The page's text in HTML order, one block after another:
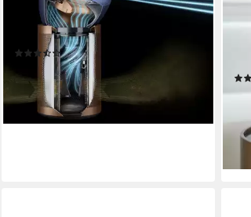
Big+Quiet™ Formaldehyde BP04
HEPA-13 / Aktivkohlefilter
(7)
999,00 €
lieferbar - in 1-2 Werktagen bei dir